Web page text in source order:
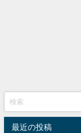
最近の投稿